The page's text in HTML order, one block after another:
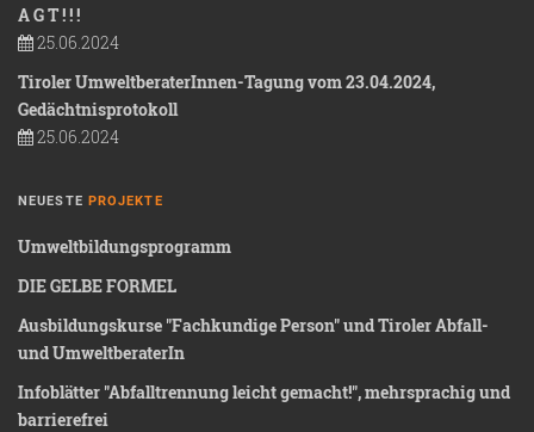
A G T ! ! !
25.06.2024
Tiroler UmweltberaterInnen-Tagung vom 23.04.2024,
Gedächtnisprotokoll
25.06.2024
NEUESTE PROJEKTE
Umweltbildungsprogramm
DIE GELBE FORMEL
Ausbildungskurse "Fachkundige Person" und Tiroler Abfall-
und UmweltberaterIn
Infoblätter "Abfalltrennung leicht gemacht!", mehrsprachig und
barrierefrei